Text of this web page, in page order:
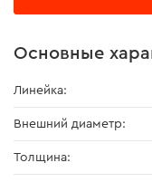
Основные
Линейка:
Внешний диаметр:
Толщина: